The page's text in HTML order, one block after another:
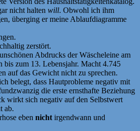
nicht halten will. Obwohl ich ihm
überging er meine Ablaufdiagramme
zerstört.
Abdrucks der Wäscheleine am
bis zum 13. Lebensjahr. Macht 4.745
auf das Gewicht nicht zu sprechen.
belegt, dass Hautprobleme negativ mit
die erste ernsthafte Beziehung
wirkt sich negativ auf den Selbstwert
ab.
eben nicht irgendwann und